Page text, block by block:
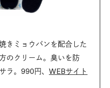
きミョウバンを配合した
のクリーム。臭いを防
ラ。990円、 WEBサイト